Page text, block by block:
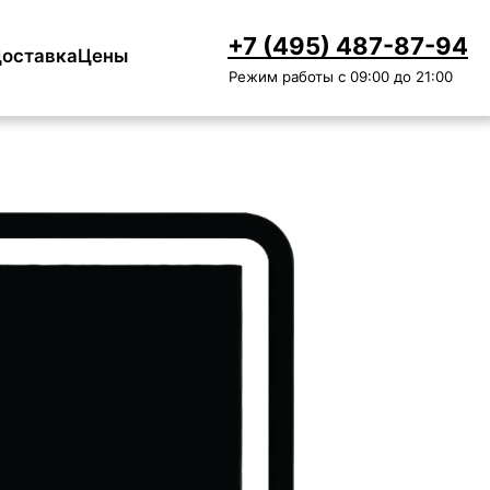
Цены +7 (495) 487-87-94
Режим работы с 09:00 до 21:00